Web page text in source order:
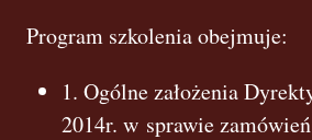
Program szkolenia obejmuje:
1. Ogólne założenia
2014r. w sprawie